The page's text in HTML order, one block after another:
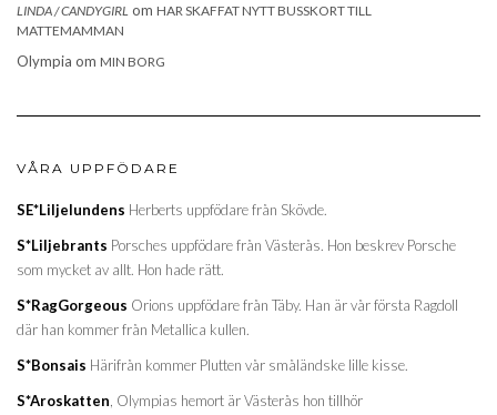
LINDA / CANDYGIRL om HAR SKAFFAT NYTT BUSSKORT TILL
MATTEMAMMAN
Olympia om MIN BORG
VÅRA UPPFÖDARE
SE*Liljelundens Herberts uppfödare från Skövde.
S*Liljebrants Porsches uppfödare från Västerås. Hon beskrev Porsche
som mycket av allt. Hon hade rätt.
S*RagGorgeous Orions uppfödare från Täby. Han är vår första Ragdoll
där han kommer från Metallica kullen.
S*Bonsais Härifrån kommer Plutten vår småländske lille kisse.
S*Aroskatten , Olympias hemort är Västerås hon tillhör